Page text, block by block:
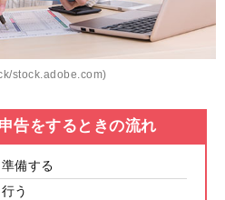
stock.adobe.com)
告をするときの流れ
備する
行う